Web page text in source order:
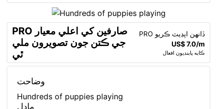
PRO صارفين کي اعلي معيار
جي ڪتن جون تصويرون ملي
ٿي
PRO ڏانهن اپڊيٽ ڪريو
US$ 7.0/m
ڪابه پابنديون افعال
وضاحت
Hundreds of puppies playing
ماڊل